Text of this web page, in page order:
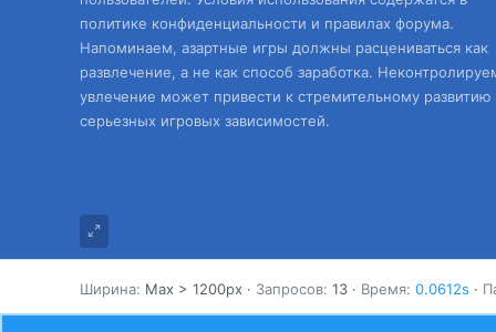
политике конфиденциальности и правилах форума.
Напоминаем, азартные игры должны расцениваться как
развлечение, а не как способ заработка.
увлечение может привести к стремительному развитию
серьезных игровых зависимостей.
Ширина Запросов 13 Время 0.0612s